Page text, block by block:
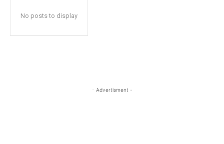
No posts to display
- Advertisment -